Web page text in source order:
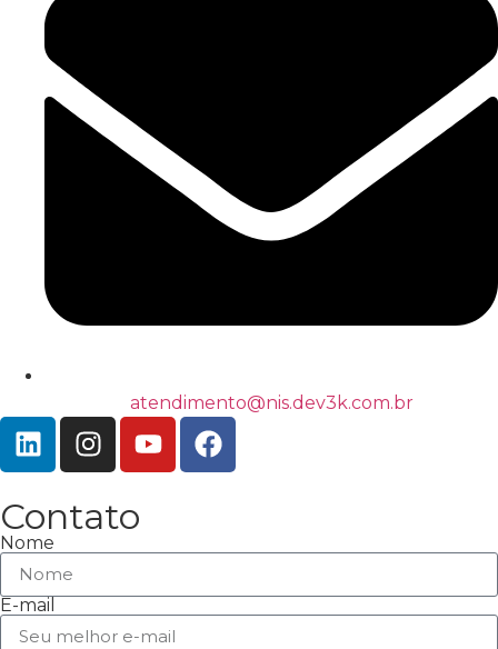
atendimento@nis.dev3k.com.br
Contato
Nome
E-mail